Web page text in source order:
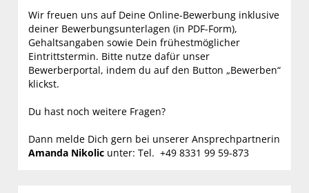
Wir freuen uns auf Deine Online-Bewerbung inklusive
deiner Bewerbungsunterlagen (in PDF-Form),
Gehaltsangaben sowie Dein frühestmöglicher
Eintrittstermin. Bitte nutze dafür unser
Bewerberportal, indem du auf den Button „Bewerben“
klickst.
Du hast noch weitere Fragen?
Dann melde Dich gern bei unserer Ansprechpartnerin
Amanda Nikolic unter: Tel. +49 8331 99 59-873